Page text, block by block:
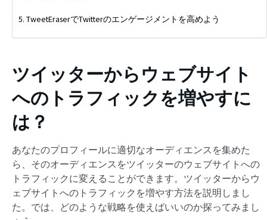
TweetEraserでTwitterのエンゲージメントを高めよう
ツイッターからウェブサイト
へのトラフィックを増やすに
は？
あなたのプロフィールに適切なオーディエンスを集めた
ら、そのオーディエンスをツイッターのウェブサイトへの
トラフィックに変えることができます。ツイッターからウ
ェブサイトへのトラフィックを増やす方法を説明しまし
た。では、どのような戦略を使えばいいのか探ってみまし